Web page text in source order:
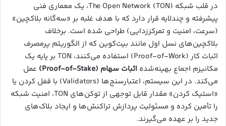
در قلب شبکه The Open Network (TON)، یک معماری فنی
پیشرفته و چندلایه قرار دارد که با هدف غلبه بر «سه‌گانه بلاکچین»
(سرعت، امنیت و تمرکززدایی) طراحی شده است. برخلاف
بلاکچین‌های نسل اول مانند بیت‌کوین که از الگوریتم پرمصرف
اثبات کار (Proof-of-Work) استفاده می‌کنند، TON بر پایه یک
مکانیزم اجماع بهینه‌شده اثبات سهام (Proof-of-Stake)
عمل
می‌کند. در این سیستم، اعتبارسنج‌ها (Validators) با قفل کردن یا
«استیک کردن» مقدار قابل توجهی از توکن‌های TON، امنیت شبکه
را تأمین کرده و مسئولیت پردازش تراکنش‌ها و ایجاد بلاک‌های
جدید را بر عهده می‌گیرند.